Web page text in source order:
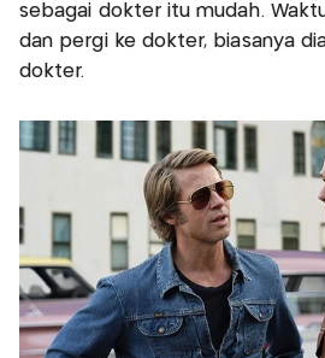
sebagai dokter itu mudah.
dan pergi ke dokter, biasanya
dokter.